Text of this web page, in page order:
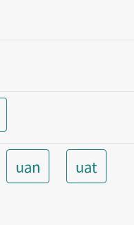
uan
uat